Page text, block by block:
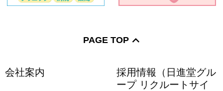
PAGE TOP
会社案内
採用情報（日進堂グル
ープ リクルートサイ